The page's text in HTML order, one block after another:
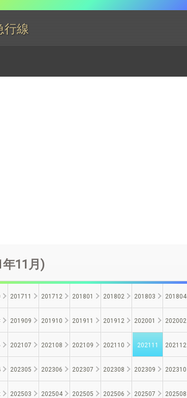
行線
11月)
201711 201712 201801 201802 201803 201804
201909 201910 201911 201912 202001 202002
202107 202108 202109 202110 202111 202112
202305 202306 202307 202308 202309 202310
202503 202504 202505 202506 202507 202508